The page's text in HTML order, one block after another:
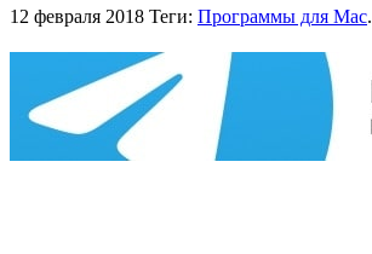
12 февраля 2018 Теги: Программы для Mac.